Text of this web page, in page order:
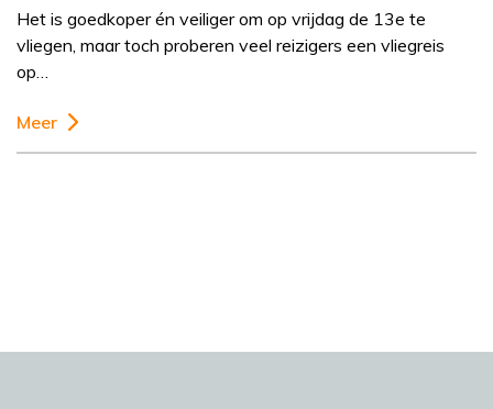
Het is goedkoper én veiliger om op vrijdag de 13e te
vliegen, maar toch proberen veel reizigers een vliegreis
op…
Meer